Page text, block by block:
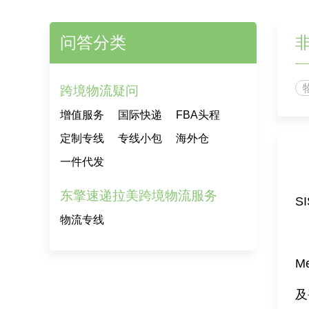
问答分类
跨境物流疑问
增值服务 国际快递
FBA头程
定制专线
专线小包
海外仓
一件代发
东擎速递拉美跨境物流服务
物流专线